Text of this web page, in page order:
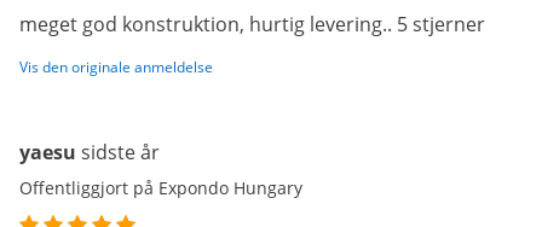
meget god konstruktion, hurtig levering.. 5 stjerner
Vis den originale anmeldelse
yaesu sidste år
Offentliggjort på Expondo Hungary